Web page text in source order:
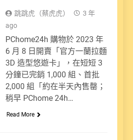
跳跳虎（蔡虎虎）
3 年
ago
PChome24h 購物於 2023 年
6 月 8 日開賣「官方一蘭拉麵
3D 造型悠遊卡」，在短短 3
分鐘已完銷 1,000 組、首批
2,000 組「約在半天內售罄；
稍早 PChome 24h…
Read More